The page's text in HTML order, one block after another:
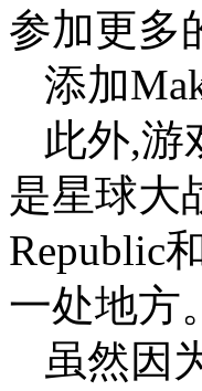
参加更多
添加
此外,游
是星球大
Republic
一处地方。
虽然因